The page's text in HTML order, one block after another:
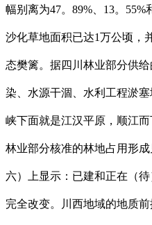
幅别离为47。89%、13。
沙化草地面积已达1万公顷，
态樊篱。据四川林业部分供
染、水源干涸、水利工程淤
峡下面就是江汉平原，顺江
林业部分核准的林地占用形
六）上显示：已建和正在（
完全改变。川西地域的地质